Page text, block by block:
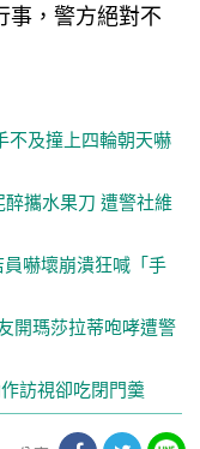
事，警方絕對不
不及撞上四輪朝天嚇
攜水果刀 遭警社維
嚇壞崩潰狂喊「手
開瑪莎拉蒂咆哮遭警
訪視卻吃閉門羹